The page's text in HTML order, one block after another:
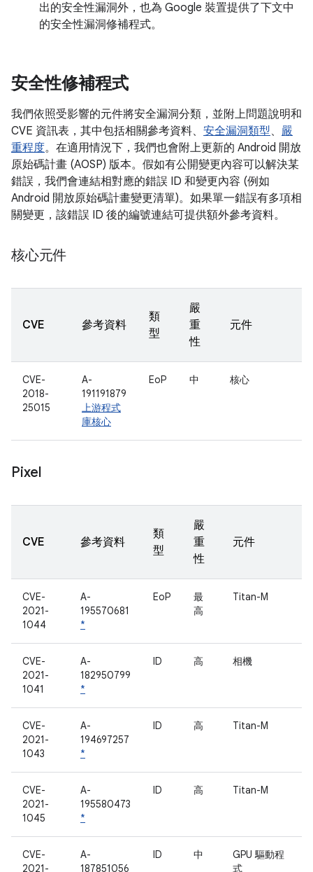
出的安全性漏洞外，也為 Google 裝置提供了下文中
的安全性漏洞修補程式。
安全性修補程式
我們依照受影響的元件將安全漏洞分類，並附上問題說明和
CVE 資訊表，其中包括相關參考資料、 安全漏洞類型、 嚴
重程度。在適用情況下，我們也會附上更新的 Android 開放
原始碼計畫 (AOSP) 版本。假如有公開變更內容可以解決某
錯誤，我們會連結相對應的錯誤 ID 和變更內容 (例如
Android 開放原始碼計畫變更清單)。如果單一錯誤有多項相
關變更，該錯誤 ID 後的編號連結可提供額外參考資料。
核心元件
CVE 參考資料
類
型
嚴
重
性
元件
CVE-
2018-
25015
A-
191191879
上游程式
庫核心
EoP 中 核心
Pixel
CVE 參考資料
類
型
嚴
重
性
元件
CVE-
2021-
1044
A-
195570681
*
EoP
最
高
Titan-M
CVE-
2021-
1041
A-
182950799
*
ID 高 相機
CVE-
2021-
1043
A-
194697257
*
ID 高 Titan-M
CVE-
2021-
1045
A-
195580473
*
ID 高 Titan-M
CVE-
2021-
A-
187851056
ID 中
GPU 驅動程
式